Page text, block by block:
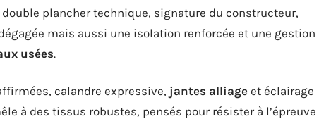
plancher technique, signature du constructeur,
mais aussi une isolation renforcée et une gestion
usées.
calandre expressive, jantes alliage et éclairage
à des tissus robustes, pensés pour résister à l’épreuve